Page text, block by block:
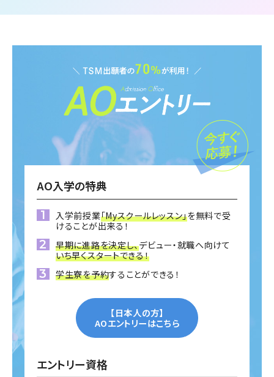
AO入学の特典
入学前授業「Myスクールレッスン」を無料で受
けることが出来る！
早期に進路を決定し、デビュー・就職へ向けて
いち早くスタートできる！
学生寮を予約することができる！
【日本人の方】
AOエントリーはこちら
エントリー資格